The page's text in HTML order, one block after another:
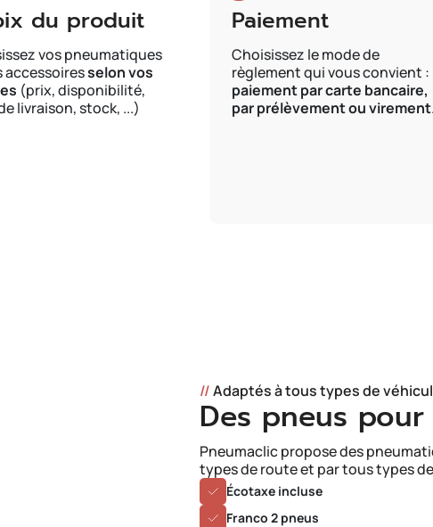
du produit
vos pneumatiques
accessoiresselon vos
(prix, disponibilité,
livraison, stock, ...)
Paiement
Choisissez le mode de
règlement qui vous convient :
paiement par carte bancaire,
par prélèvement ou virement.
//Adaptés à tous types de
Des pneus
Pneumaclic propose des
types de route et par tous types
Écotaxe incluse
Franco 2 pneus